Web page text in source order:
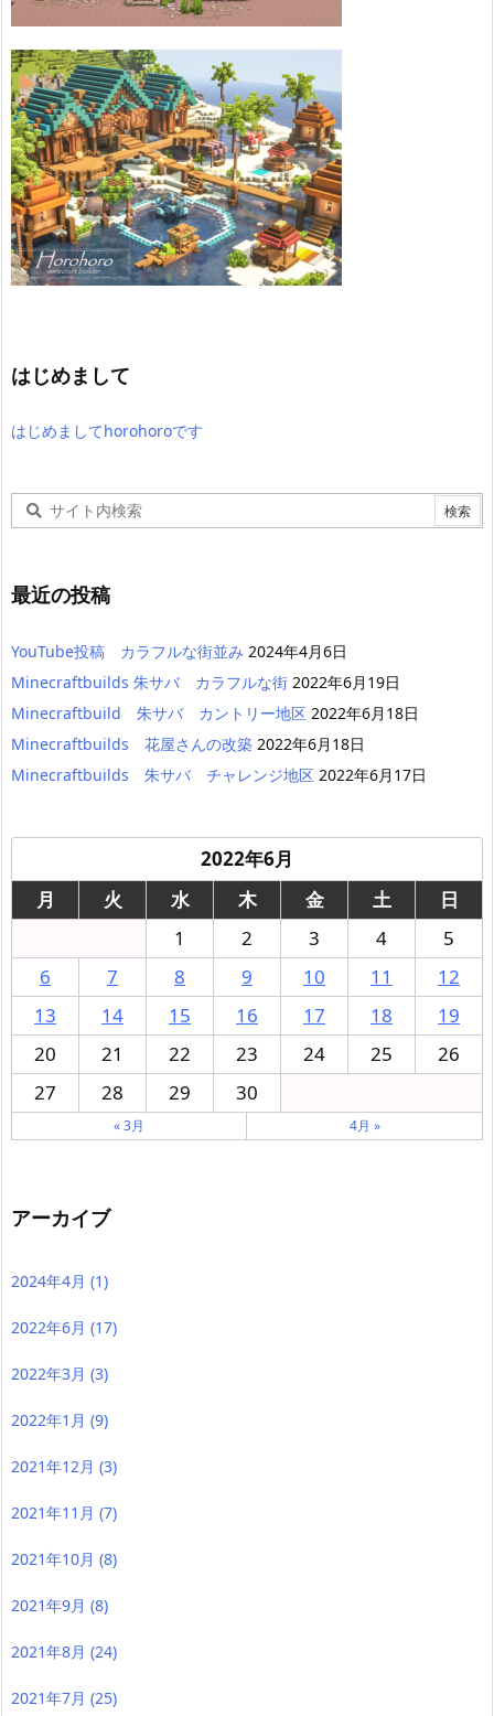
はじめまして
はじめましてhorohoroです
最近の投稿
YouTube投稿 カラフルな街並み 2024年4月6日
Minecraftbuilds 朱サバ カラフルな街 2022年6月19日
Minecraftbuild 朱サバ カントリー地区 2022年6月18日
Minecraftbuilds 花屋さんの改築 2022年6月18日
Minecraftbuilds 朱サバ チャレンジ地区 2022年6月17日
2022年6月
月
火 水 木 金 土
日
1
2 3 4
5
6
7 8 9 10 11
12
13
14 15 16 17 18
19
20
21 22 23 24 25
26
27
28 29 30
« 3月 4月 »
アーカイブ
2024年4月 (1)
2022年6月 (17)
2022年3月 (3)
2022年1月 (9)
2021年12月 (3)
2021年11月 (7)
2021年10月 (8)
2021年9月 (8)
2021年8月 (24)
2021年7月 (25)